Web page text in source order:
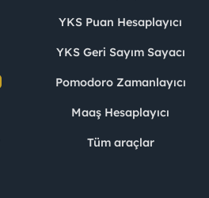
YKS Puan Hesaplayıcı
YKS Geri Sayım Sayacı
Pomodoro Zamanlayıcı
Maaş Hesaplayıcı
Tüm araçlar